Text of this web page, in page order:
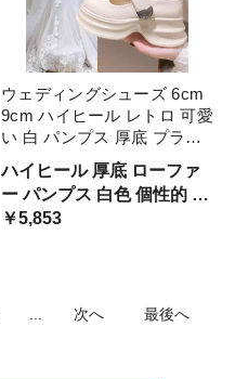
ウェディングシューズ 6cm
9cm ハイヒール レトロ 可愛
い 白 パンプス 厚底 プラッ
トフォームシューズ バック
ル 個性的 身長アップ 結婚
式 ブライダル レザーシュー
ズ 脚長 スタイルア 花嫁
ハイヒール 厚底 ローファ
ー パンプス 白色 個性的 ユ
ニーク ぽってり おしゃれ
￥5,853
次へ 最後へ